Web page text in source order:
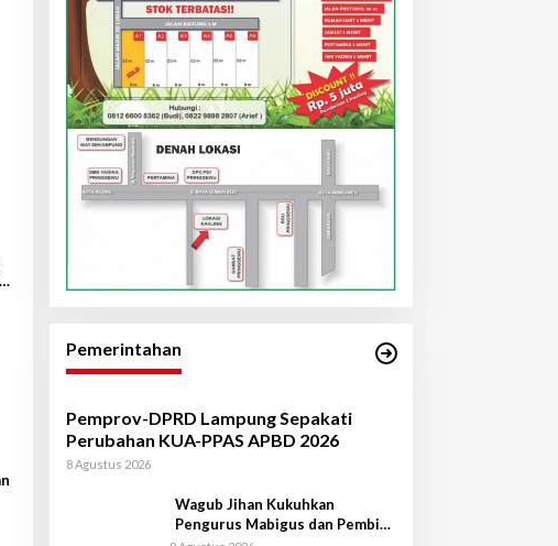
Pemerintahan
Pemprov-DPRD Lampung Sepakati
Perubahan KUA-PPAS APBD 2026
8 Agustus 2026
Wagub Jihan Kukuhkan
Pengurus Mabigus dan Pembina